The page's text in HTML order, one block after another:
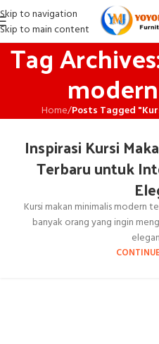
Skip to navigation
Skip to main content
Tag
Home/Posts Tagged
Inspirasi Kursi
Terbaru untuk
Kursi makan minimalis modern
banyak orang yang ingin